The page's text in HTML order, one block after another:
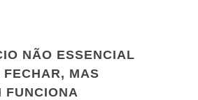
NÃO ESSENCIAL
FECHAR, MAS
FUNCIONA